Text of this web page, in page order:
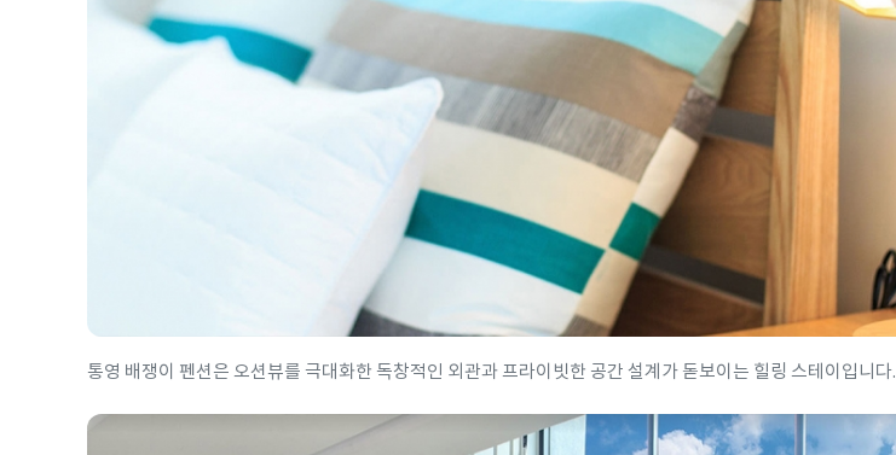
통영 배쟁이 펜션은 오션뷰를 극대화한 독창적인 외관과 프라이빗한 공간 설계가 돋보이는 힐링 스테이입니다.